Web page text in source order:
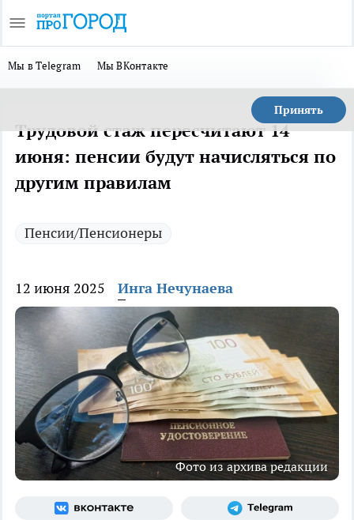
Мы в Telegram Мы ВКонтакте
Принять
Трудовой стаж пересчитают 14
июня: пенсии будут начисляться по
другим правилам
Пенсии/Пенсионеры
12 июня 2025 Инга Нечунаева
Фото из архива редакции